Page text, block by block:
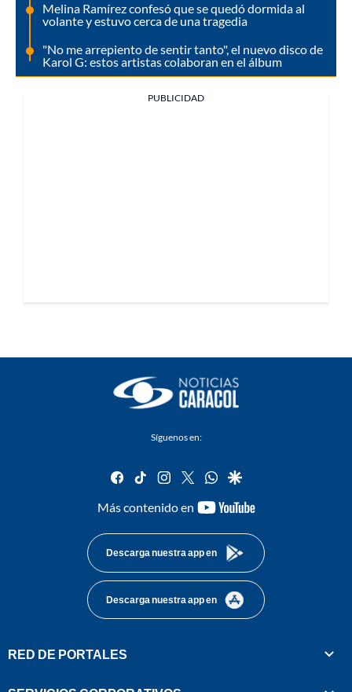
Melina Ramírez confesó que se quedó dormida al
volante y estuvo cerca de una tragedia
"No me arrepiento de sentir tanto", el nuevo disco de
Karol G: estos artistas colaboran en el álbum
PUBLICIDAD
Síguenos en:
facebook
tiktok instagram
twitterwhatsapp
google
Más contenido en
youtube-
Descarga nuestra app en
Descarga nuestra app en
RED DE PORTALES